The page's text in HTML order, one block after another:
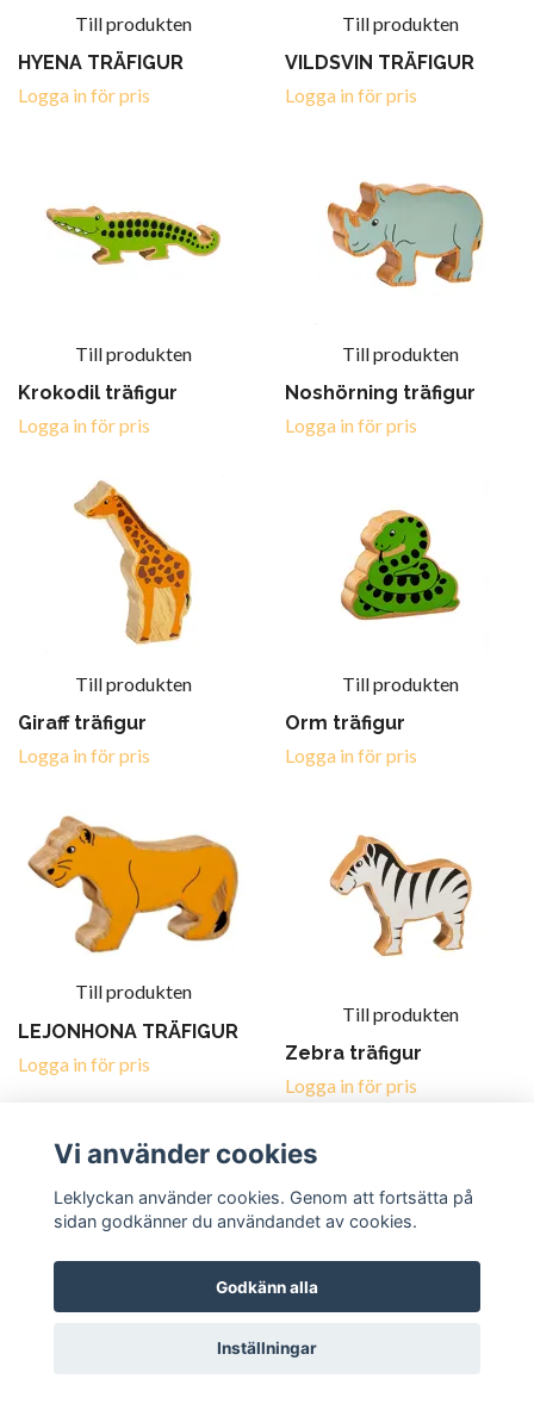
Till produkten
HYENA TRÄFIGUR
Logga in för pris
Till produkten
VILDSVIN TRÄFIGUR
Logga in för pris
Till produkten
Krokodil träfigur
Logga in för pris
Till produkten
Noshörning träfigur
Logga in för pris
Till produkten
Giraff träfigur
Logga in för pris
Till produkten
Orm träfigur
Logga in för pris
Till produkten
LEJONHONA TRÄFIGUR
Logga in för pris
Till produkten
Zebra träfigur
Logga in för pris
Vi använder cookies
Leklyckan använder cookies. Genom att fortsätta på
sidan godkänner du användandet av cookies.
Godkänn alla
Inställningar